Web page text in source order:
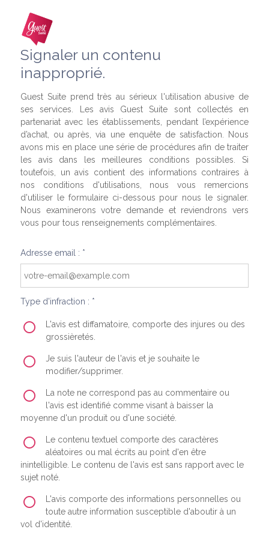
Signaler un contenu
inapproprié.
Guest Suite prend très au sérieux l'utilisation abusive de
ses services. Les avis Guest Suite sont collectés en
partenariat avec les établissements, pendant l’expérience
d’achat, ou après, via une enquête de satisfaction. Nous
avons mis en place une série de procédures afin de traiter
les avis dans les meilleures conditions possibles. Si
toutefois, un avis contient des informations contraires à
nos conditions d'utilisations, nous vous remercions
d'utiliser le formulaire ci-dessous pour nous le signaler.
Nous examinerons votre demande et reviendrons vers
vous pour tous renseignements complémentaires.
Adresse email : *
Type d'infraction : *
L'avis est diffamatoire, comporte des injures ou des
grossièretés.
Je suis l'auteur de l'avis et je souhaite le
modifier/supprimer.
La note ne correspond pas au commentaire ou
l'avis est identifié comme visant à baisser la
moyenne d'un produit ou d'une société.
Le contenu textuel comporte des caractères
aléatoires ou mal écrits au point d'en être
inintelligible. Le contenu de l'avis est sans rapport avec le
sujet noté.
L'avis comporte des informations personnelles ou
toute autre information susceptible d'aboutir à un
vol d'identité.